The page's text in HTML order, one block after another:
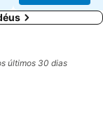
últimos 30 dias